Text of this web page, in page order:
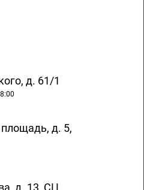
д. 61/1
д. 5,
д. 13, СЦ